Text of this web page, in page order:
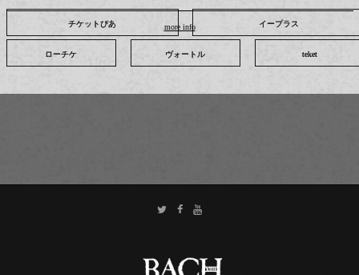
チケットぴあ イープラス
ローチケ ヴォートル teket
チケットぴあ イープラス
ローチケ ヴォートル teket
チケットぴあ イープラス
ローチケ ヴォートル teket
チケットぴあ イープラス
ローチケ ヴォートル teket
チケットぴあ イープラス
ローチケ ヴォートル teket
チケットぴあ イープラス
ローチケ ヴォートル teket
チケットぴあ イープラス
ローチケ ヴォートル teket
チケットぴあ イープラス
ローチケ ヴォートル teket
チケットぴあ イープラス
ローチケ ヴォートル teket
more info
チケットぴあ イープラス
ローチケ ヴォートル teket